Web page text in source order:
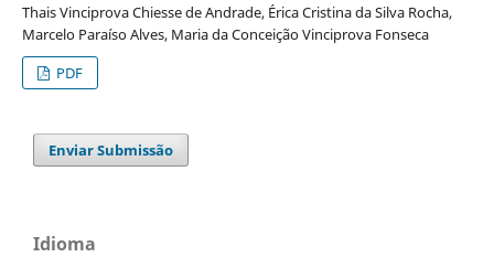
Thais Vinciprova Chiesse de Andrade, Érica Cristina da Silva Rocha,
Marcelo Paraíso Alves, Maria da Conceição Vinciprova Fonseca
PDF
Enviar Submissão
Idioma